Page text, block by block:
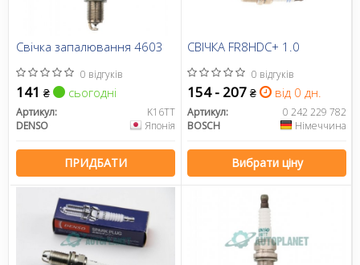
Свічка запалювання 4603
0 відгуків
141 ₴ сьогодні
Артикул:
K16TT
DENSO
Японія
ПРИДБАТИ
СВІЧКА FR8HDC+ 1.0
0 відгуків
154 - 207 ₴ від 0 дн.
Артикул:
0 242 229 782
BOSCH
Німеччина
Вибрати ціну